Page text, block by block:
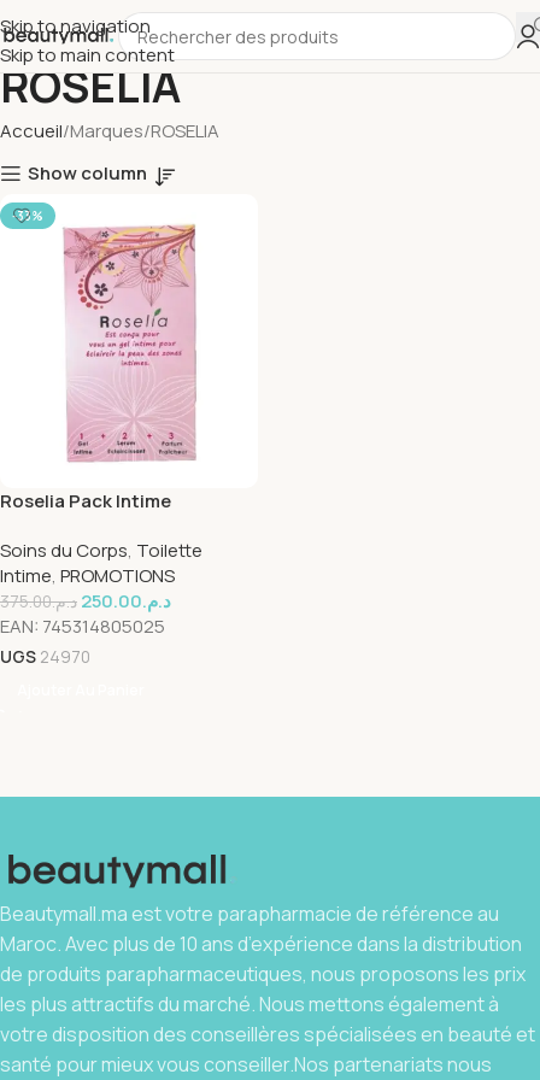
Skip to navigation
Skip to main content
ROSELIA
Accueil Marques ROSELIA
Show column
-33%
Roselia Pack Intime
Soins du Corps, Toilette
Intime, PROMOTIONS
د.م.375.00 د.م.250.00
EAN: 745314805025
UGS 24970
Beautymall.ma est votre parapharmacie de référence au
Maroc. Avec plus de 10 ans d’expérience dans la distribution
de produits parapharmaceutiques, nous proposons les prix
les plus attractifs du marché. Nous mettons également à
votre disposition des conseillères spécialisées en beauté et
santé pour mieux vous conseiller.Nos partenariats nous